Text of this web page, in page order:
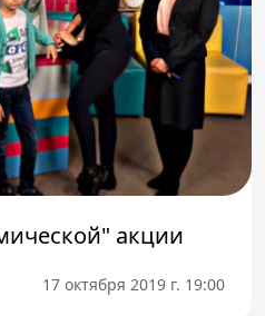
акции
17 октября 2019 г. 19:00